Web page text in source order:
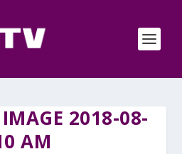
2018-08-
AM